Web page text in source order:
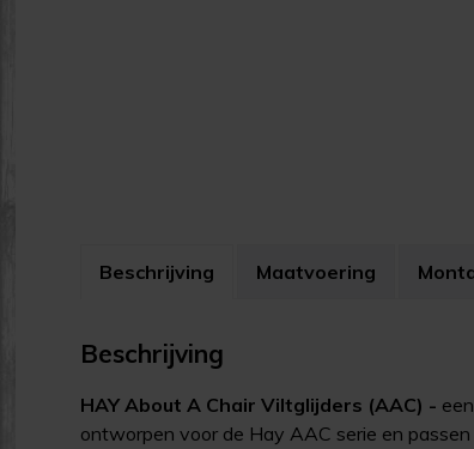
Beschrijving Maatvoering
Beschrijving
HAY About A Chair Viltglijders (AAC) -
ontworpen voor de Hay AAC serie en